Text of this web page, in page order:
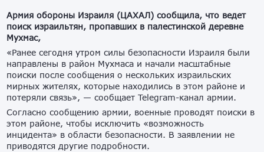
Армия обороны Израиля (ЦАХАЛ) сообщила, что ведет
поиск израильтян, пропавших в палестинской деревне
Мухмас,
«Ранее сегодня утром силы безопасности Израиля были
направлены в район Мухмаса и начали масштабные
поиски после сообщения о нескольких израильских
мирных жителях, которые находились в этом районе и
потеряли связь», — сообщает Telegram-канал армии.
Согласно сообщению армии, военные проводят поиски в
этом районе, чтобы исключить «возможность
инцидента» в области безопасности. В заявлении не
приводятся другие подробности.